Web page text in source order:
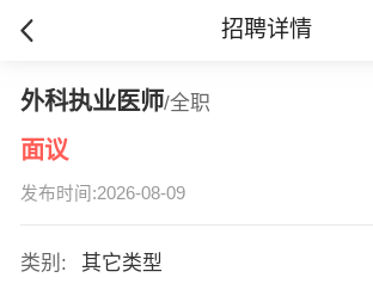
招聘详情
外科执业医师/全职
面议
发布时间:2026-08-09
类别:
其它类型